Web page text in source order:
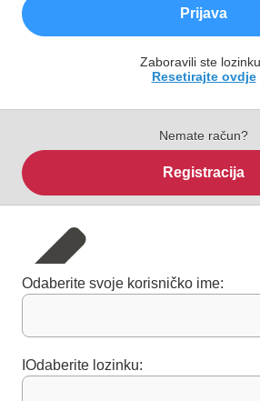
Prijava
Zaboravili ste
Resetirajte ovdje
Nemate račun?
Registracija
Odaberite svoje korisničko ime:
IOdaberite lozinku: